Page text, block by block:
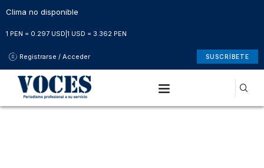
Clima no disponible
1 PEN = 0.297 USD 1 USD = 3.362 PEN
Registrarse / Acceder SUSCRÍBETE